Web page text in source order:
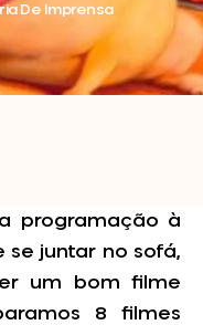
De Imprensa
programação à
se juntar no sofá,
um bom filme
8 filmes